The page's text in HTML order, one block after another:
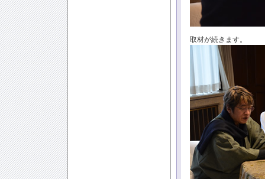
取材が続きます。